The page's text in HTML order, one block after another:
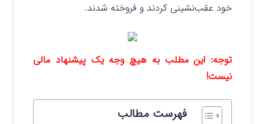
خود عقب‌نشینی کردند و فروخته شدند.
توجه: این مطلب به هیچ وجه یک پیشنهاد مالی
نیست!
فهرست مطالب